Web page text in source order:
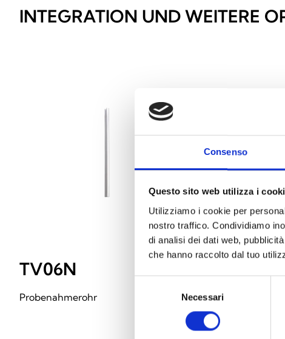
Consenso
Questo sito web utilizza i
Utilizziamo i cookie per
nostro traffico. Condividiamo
di analisi dei dati web,
che hanno raccolto dal tuo
Necessari
INTEGRATION UND WEITERE
TV06N
Probenahmerohr
1-m-Verlängerung
Probenahmerohr